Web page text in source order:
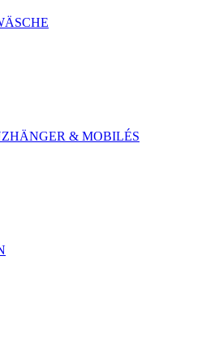
& MOBILÉS